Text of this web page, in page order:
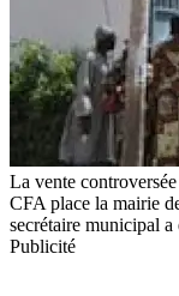
La vente
CFA place la mairie
secrétaire municipal
Publicité